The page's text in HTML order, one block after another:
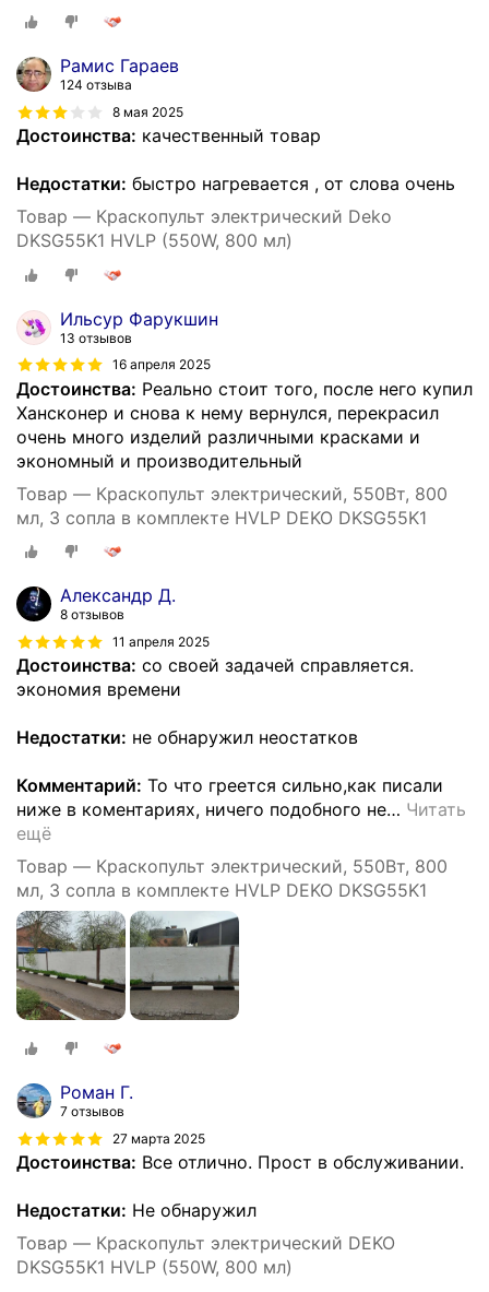
Рамис Гараев
124 отзыва
8 мая 2025
Достоинства: качественный товар
Недостатки: быстро нагревается , от слова очень
Товар — Краскопульт электрический Deko
DKSG55K1 HVLP (550W, 800 мл)
Ильсур Фарукшин
13 отзывов
16 апреля 2025
Достоинства: Реально стоит того, после него купил
Хансконер и снова к нему вернулся, перекрасил
очень много изделий различными красками и
экономный и производительный
Товар — Краскопульт электрический, 550Вт, 800
мл, 3 сопла в комплекте HVLP DEKO DKSG55K1
Александр Д.
8 отзывов
11 апреля 2025
Достоинства: со своей задачей справляется.
экономия времени
Недостатки: не обнаружил неостатков
Комментарий: То что греется сильно,как писали
ниже в коментариях, ничего подобного не… Читать
ещё
Товар — Краскопульт электрический, 550Вт, 800
мл, 3 сопла в комплекте HVLP DEKO DKSG55K1
Роман Г.
7 отзывов
27 марта 2025
Достоинства: Все отлично. Прост в обслуживании.
Недостатки: Не обнаружил
Товар — Краскопульт электрический DEKO
DKSG55K1 HVLP (550W, 800 мл)